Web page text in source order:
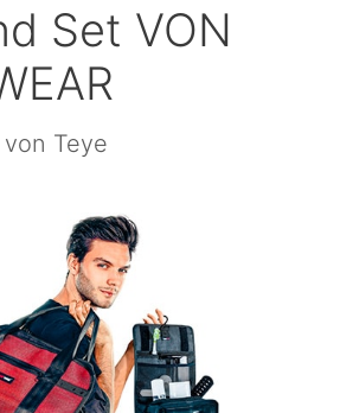
Set VON
von Teye